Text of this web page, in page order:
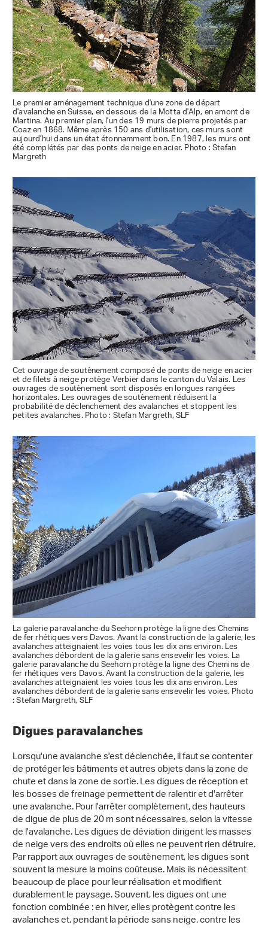
Le premier aménagement technique d'une zone de départ
d'avalanche en Suisse, en dessous de la Motta d'Alp, en amont de
Martina. Au premier plan, l'un des 19 murs de pierre projetés par
Coaz en 1868. Même après 150 ans d'utilisation, ces murs sont
aujourd'hui dans un état étonnamment bon. En 1987, les murs ont
été complétés par des ponts de neige en acier. Photo : Stefan
Margreth
Cet ouvrage de soutènement composé de ponts de neige en acier
et de filets à neige protège Verbier dans le canton du Valais. Les
ouvrages de soutènement sont disposés en longues rangées
horizontales. Les ouvrages de soutènement réduisent la
probabilité de déclenchement des avalanches et stoppent les
petites avalanches. Photo : Stefan Margreth, SLF
La galerie paravalanche du Seehorn protège la ligne des Chemins
de fer rhétiques vers Davos. Avant la construction de la galerie, les
avalanches atteignaient les voies tous les dix ans environ. Les
avalanches débordent de la galerie sans ensevelir les voies. La
galerie paravalanche du Seehorn protège la ligne des Chemins de
fer rhétiques vers Davos. Avant la construction de la galerie, les
avalanches atteignaient les voies tous les dix ans environ. Les
avalanches débordent de la galerie sans ensevelir les voies. Photo
: Stefan Margreth, SLF
Digues paravalanches
Lorsqu'une avalanche s'est déclenchée, il faut se contenter
de protéger les bâtiments et autres objets dans la zone de
chute et dans la zone de sortie. Les digues de réception et
les bosses de freinage permettent de ralentir et d'arrêter
une avalanche. Pour l'arrêter complètement, des hauteurs
de digue de plus de 20 m sont nécessaires, selon la vitesse
de l'avalanche. Les digues de déviation dirigent les masses
de neige vers des endroits où elles ne peuvent rien détruire.
Par rapport aux ouvrages de soutènement, les digues sont
souvent la mesure la moins coûteuse. Mais ils nécessitent
beaucoup de place pour leur réalisation et modifient
durablement le paysage. Souvent, les digues ont une
fonction combinée : en hiver, elles protègent contre les
avalanches et, pendant la période sans neige, contre les